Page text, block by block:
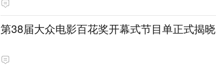
第38届大众电影百花奖开幕式节目单正式揭晓